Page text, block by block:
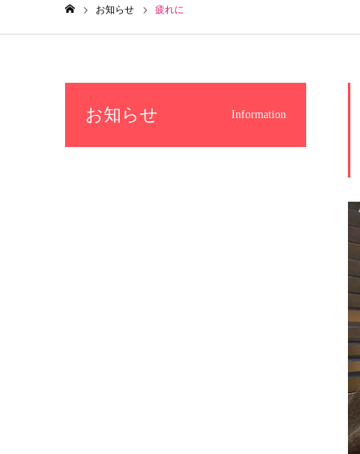
お知らせ 疲れに
お知らせ Information